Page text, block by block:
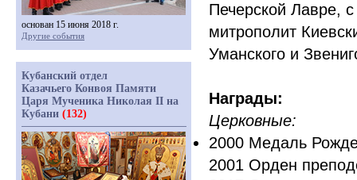
Печерской Лавре,
митрополит
Уманского и
Награды:
Церковные:
2000 Медаль
2001 Орден
основан 15 июня 2018 г.
Другие события
Кубанский отдел
Казачьего Конвоя Памяти
Царя Мученика Николая II на
Кубани (132)